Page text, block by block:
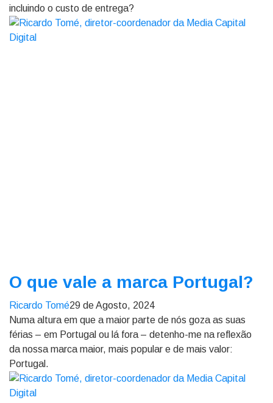
incluindo o custo de entrega?
O que vale a marca Portugal?
Ricardo Tomé29 de Agosto, 2024
Numa altura em que a maior parte de nós goza as suas
férias – em Portugal ou lá fora – detenho-me na reflexão
da nossa marca maior, mais popular e de mais valor:
Portugal.